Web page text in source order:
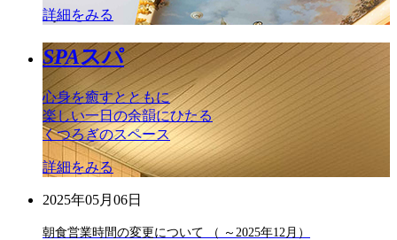
詳細をみる
SPAスパ
心身を癒すとともに
楽しい一日の余韻にひたる
くつろぎのスペース
詳細をみる
2025年05月06日
朝食営業時間の変更について （ ～2025年12月）